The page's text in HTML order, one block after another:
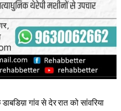
गांव से देर रात को सांवरिया